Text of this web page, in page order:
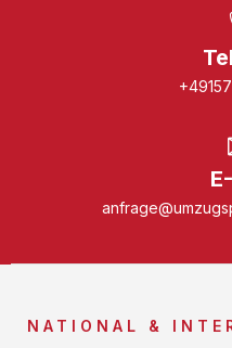
NATIONAL &